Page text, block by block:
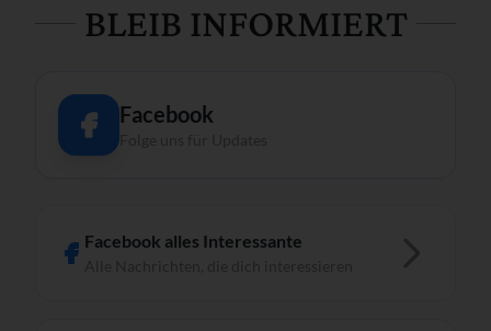
BLEIB INFORMIERT
Facebook
Facebook alles Interessante